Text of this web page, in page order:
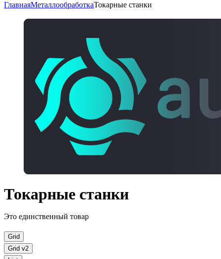
ГлавнаяМеталлообработкаТокарные станки
Токарные станки
Это единственный товар
Grid
Grid v2